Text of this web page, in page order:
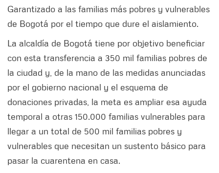
Garantizado a las familias más pobres y vulnerables
de Bogotá por el tiempo que dure el aislamiento.
La alcaldía de Bogotá tiene por objetivo beneficiar
con esta transferencia a 350 mil familias pobres de
la ciudad y, de la mano de las medidas anunciadas
por el gobierno nacional y el esquema de
donaciones privadas, la meta es ampliar esa ayuda
temporal a otras 150.000 familias vulnerables para
llegar a un total de 500 mil familias pobres y
vulnerables que necesitan un sustento básico para
pasar la cuarentena en casa.